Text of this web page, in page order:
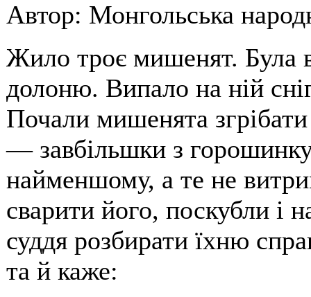
Автор: Монгольська
Жило троє мишенят. Була
долоню. Випало на ній
Почали мишенята
— завбільшки з
найменшому, а те не
сварити його, поскубли і
суддя розбирати їхню
та й каже: